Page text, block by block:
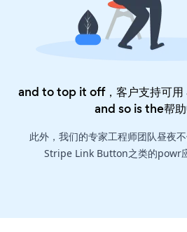
and to top it off，客户支持可
and so is the帮
此外，我们的专家工程师团队昼夜
Stripe Link Button之类的powr